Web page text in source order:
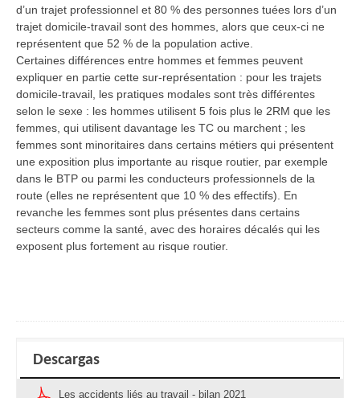
d’un trajet professionnel et 80 % des personnes tuées lors d’un
trajet domicile-travail sont des hommes, alors que ceux-ci ne
représentent que 52 % de la population active.
Certaines différences entre hommes et femmes peuvent
expliquer en partie cette sur-représentation : pour les trajets
domicile-travail, les pratiques modales sont très différentes
selon le sexe : les hommes utilisent 5 fois plus le 2RM que les
femmes, qui utilisent davantage les TC ou marchent ; les
femmes sont minoritaires dans certains métiers qui présentent
une exposition plus importante au risque routier, par exemple
dans le BTP ou parmi les conducteurs professionnels de la
route (elles ne représentent que 10 % des effectifs). En
revanche les femmes sont plus présentes dans certains
secteurs comme la santé, avec des horaires décalés qui les
exposent plus fortement au risque routier.
Descargas
Les accidents liés au travail - bilan 2021